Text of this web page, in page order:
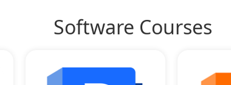
Software Courses